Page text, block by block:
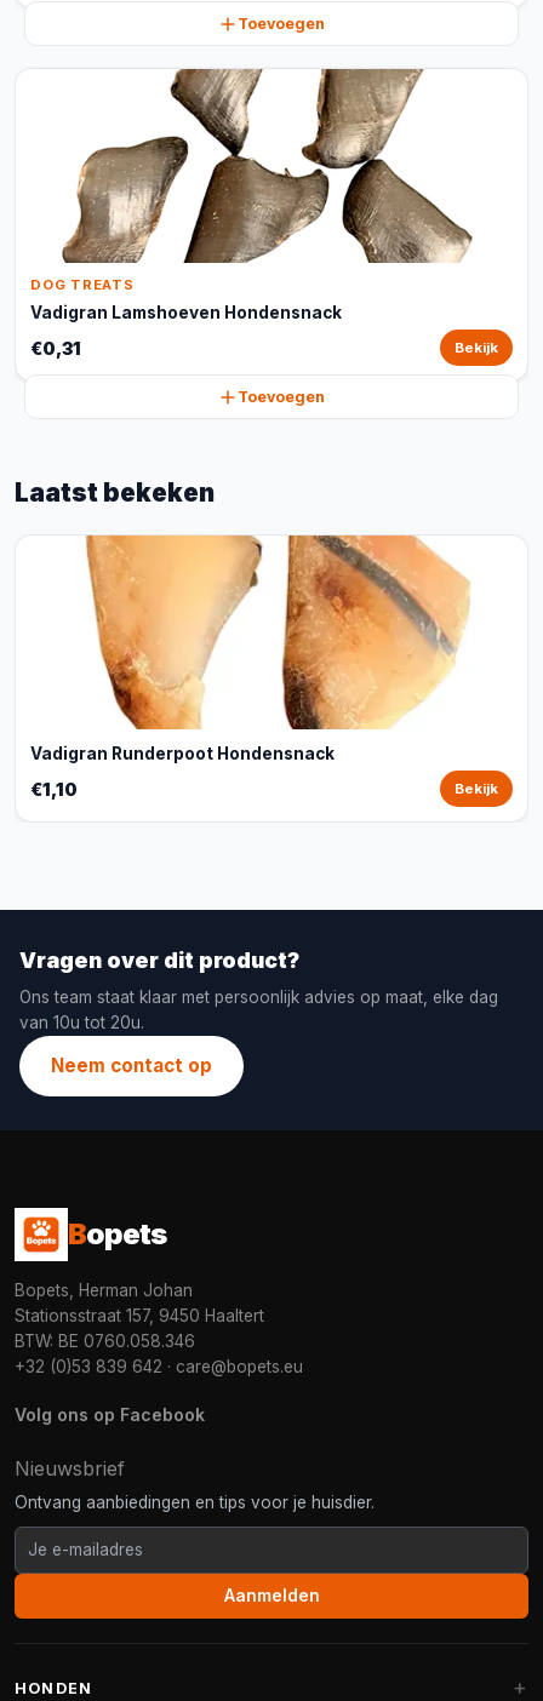
Toevoegen
DOG TREATS
Vadigran Lamshoeven Hondensnack
€0,31 Bekijk
Toevoegen
Laatst bekeken
Vadigran Runderpoot Hondensnack
€1,10 Bekijk
Vragen over dit product?
Ons team staat klaar met persoonlijk advies op maat, elke dag
van 10u tot 20u.
Neem contact op
Bopets
Bopets, Herman Johan
Stationsstraat 157, 9450 Haaltert
BTW: BE 0760.058.346
+32 (0)53 839 642 · care@bopets.eu
Volg ons op Facebook
Nieuwsbrief
Ontvang aanbiedingen en tips voor je huisdier.
Aanmelden
HONDEN